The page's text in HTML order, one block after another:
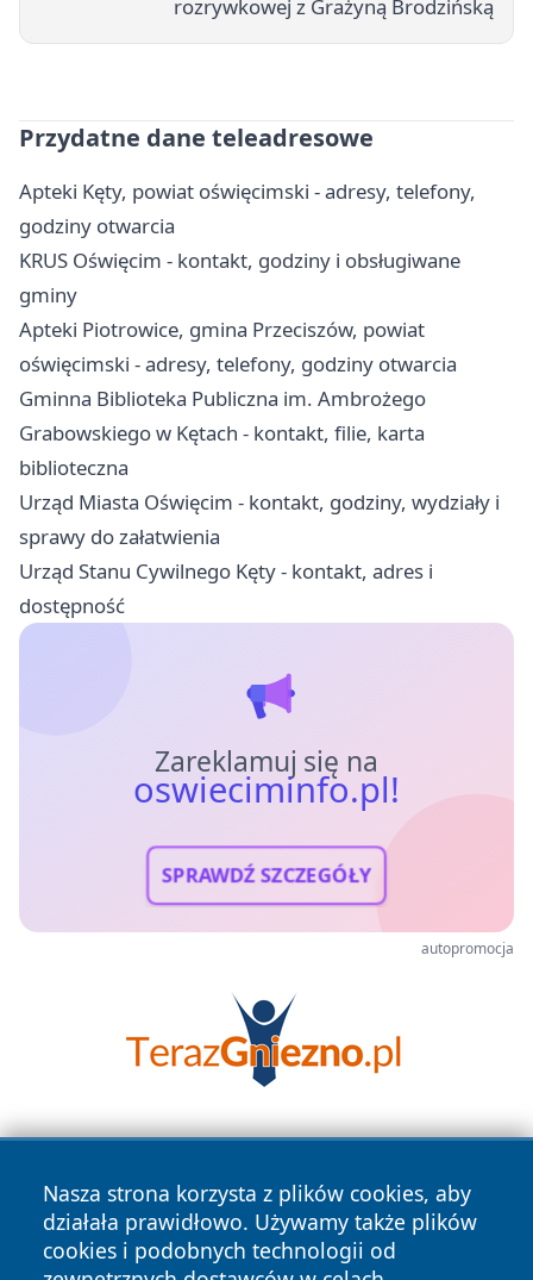
rozrywkowej z Grażyną Brodzińską
Przydatne dane teleadresowe
Apteki Kęty, powiat oświęcimski - adresy, telefony,
godziny otwarcia
KRUS Oświęcim - kontakt, godziny i obsługiwane
gminy
Apteki Piotrowice, gmina Przeciszów, powiat
oświęcimski - adresy, telefony, godziny otwarcia
Gminna Biblioteka Publiczna im. Ambrożego
Grabowskiego w Kętach - kontakt, filie, karta
biblioteczna
Urząd Miasta Oświęcim - kontakt, godziny, wydziały i
sprawy do załatwienia
Urząd Stanu Cywilnego Kęty - kontakt, adres i
dostępność
Zareklamuj się na
oswieciminfo.pl!
SPRAWDŹ SZCZEGÓŁY
autopromocja
Nasza strona korzysta z plików cookies, aby
działała prawidłowo. Używamy także plików
cookies i podobnych technologii od